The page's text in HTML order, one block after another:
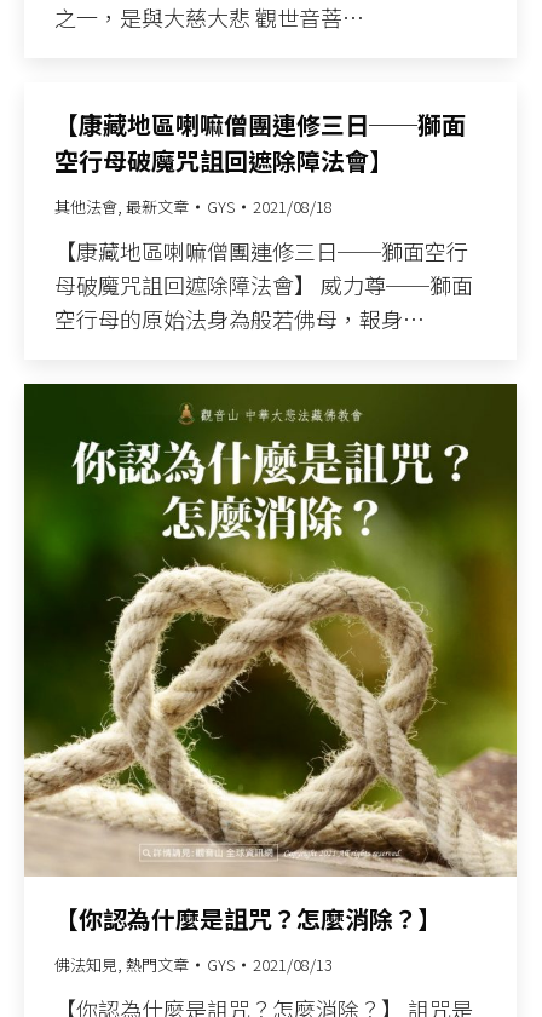
之一，是與大慈大悲 觀世音菩…
【康藏地區喇嘛僧團連修三日──獅面
空行母破魔咒詛回遮除障法會】
其他法會, 最新文章 GYS 2021/08/18
【康藏地區喇嘛僧團連修三日──獅面空行
母破魔咒詛回遮除障法會】 威力尊──獅面
空行母的原始法身為般若佛母，報身…
【你認為什麼是詛咒？怎麼消除？】
佛法知見, 熱門文章 GYS 2021/08/13
【你認為什麼是詛咒？怎麼消除？】 詛咒是